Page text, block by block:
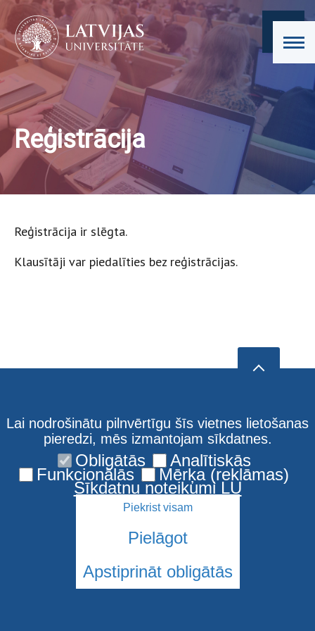
Reģistrācija
Reģistrācija ir slēgta.
Klausītāji var piedalīties bez reģistrācijas.
© 2026 Latvijas Universitāte. Visas tiesības aizsargātas
Lai nodrošinātu pilnvērtīgu šīs vietnes lietošanas
pieredzi, mēs izmantojam sīkdatnes.
Obligātās Analītiskās
Funkcionālās Mērķa (reklāmas)
Sīkdatņu noteikumi LU
Piekrist visam
Pielāgot
Apstiprināt obligātās